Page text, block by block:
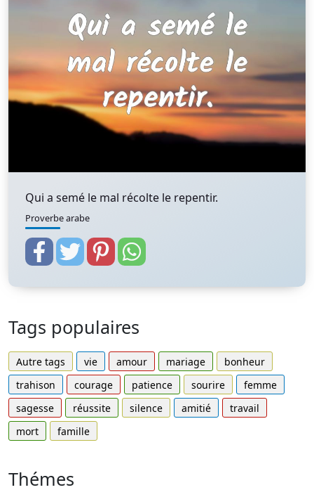
Qui a semé le mal récolte le repentir.
Proverbe arabe
Tags populaires
Autre tags vie amour mariage
bonheur
trahison
courage patience sourire
femme
sagesse
réussite silence amitié
travail
mort
famille
Thémes